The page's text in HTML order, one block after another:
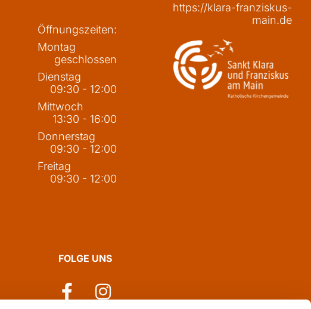
Öffnungszeiten:
Montag
geschlossen
Dienstag
09:30 - 12:00
Mittwoch
13:30 - 16:00
Donnerstag
09:30 - 12:00
Freitag
09:30 - 12:00
https://klara-franziskus-
main.de
FOLGE UNS